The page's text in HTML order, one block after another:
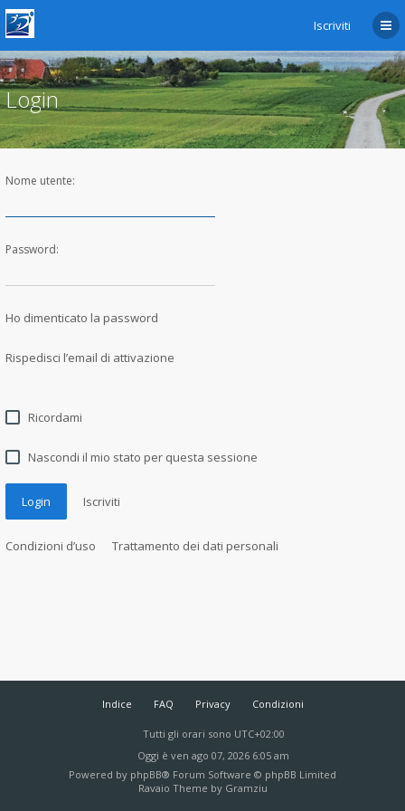
Iscriviti
Login
Nome utente:
Password:
Ho dimenticato la password
Rispedisci l’email di attivazione
Ricordami
Nascondi il mio stato per questa sessione
Login Iscriviti
Condizioni d’uso Trattamento dei dati personali
Indice FAQ Privacy Condizioni
Tutti gli orari sono UTC+02:00
Oggi è ven ago 07, 2026 6:05 am
Powered by phpBB® Forum Software © phpBB Limited
Ravaio Theme by Gramziu